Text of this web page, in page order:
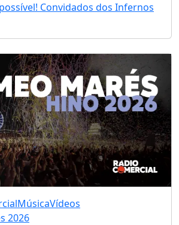
Convidados dos Infernos
MúsicaVídeos
2026